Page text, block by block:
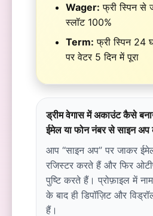
Wager: फ्री स्पिन से
स्लॉट 100%
Term: फ्री स्पिन 24
पर वेटर 5 दिन में पूरा
ड्रीम वेगास में अकाउंट कैसे
ईमेल या फोन नंबर से साइन अप
आप “साइन अप” पर जाकर
रजिस्टर करते हैं और फिर
पुष्टि करते हैं। प्रोफ़ाइल में
के बाद ही डिपॉज़िट और
हैं।